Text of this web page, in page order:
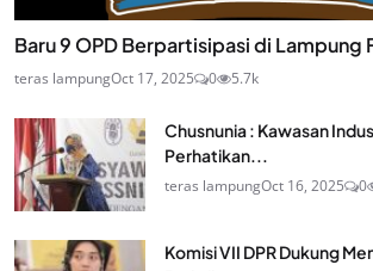
Baru 9 OPD Berpartisipasi di Lampung
teras lampungOct 17, 2025 0 5.7k
Chusnunia : Kawasan
Perhatikan...
teras lampungOct 16, 2025 0
Komisi VII DPR Dukung